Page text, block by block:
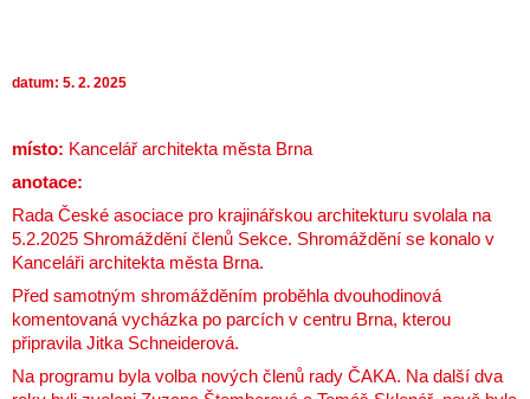
datum: 5. 2. 2025
místo: Kancelář architekta města Brna
anotace:
Rada České asociace pro krajinářskou architekturu svolala na
5.2.2025 Shromáždění členů Sekce. Shromáždění se konalo v
Kanceláři architekta města Brna.
Před samotným shromážděním proběhla dvouhodinová
komentovaná vycházka po parcích v centru Brna, kterou
připravila Jitka Schneiderová.
Na programu byla volba nových členů rady ČAKA. Na další dva